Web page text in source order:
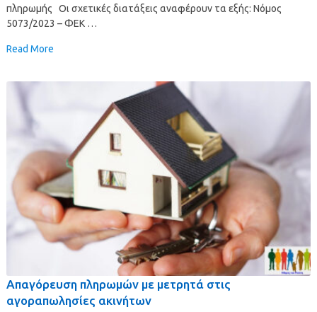
πληρωμής Οι σχετικές διατάξεις αναφέρουν τα εξής: Νόμος
5073/2023 – ΦΕΚ …
Read More
Απαγόρευση πληρωμών με μετρητά στις
αγοραπωλησίες ακινήτων